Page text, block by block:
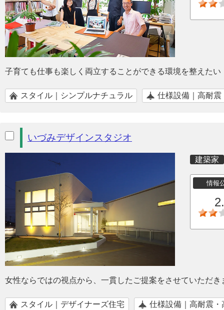
子育ても仕事も楽しく両立することができる環境を整えたい
スタイル｜シンプルナチュラル 仕様設備｜高耐震
いづみデザインスタジオ
建築家
情報
女性ならではの視点から、一貫したご提案をさせていただき
スタイル｜デザイナーズ住宅 仕様設備｜高耐震・